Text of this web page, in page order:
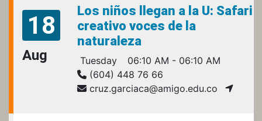
18
Aug
Los niños llegan a la U: Safari
creativo voces de la
naturaleza
Tuesday
06:10 AM - 06:10 AM
(604) 448 76 66
cruz.garciaca@amigo.edu.co